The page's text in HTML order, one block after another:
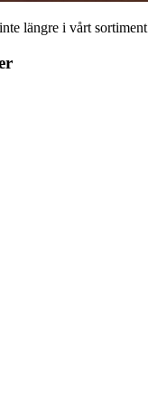
längre i vårt sortiment